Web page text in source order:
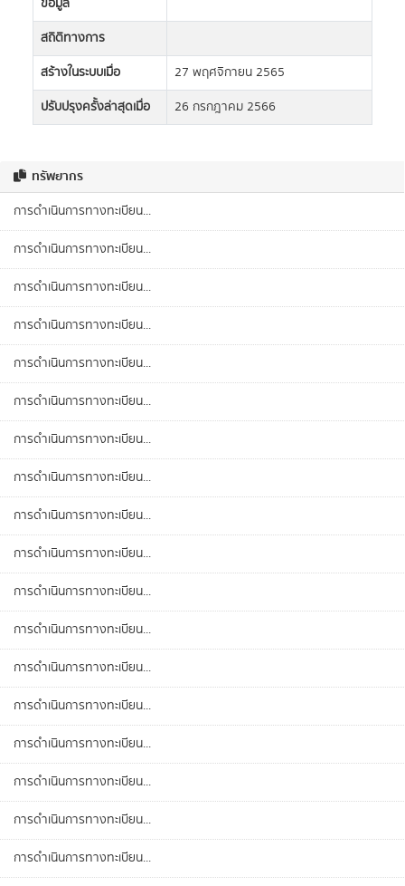
ทรัพยากร
การดำเนินการทางทะเบียน...
การดำเนินการทางทะเบียน...
การดำเนินการทางทะเบียน...
การดำเนินการทางทะเบียน...
การดำเนินการทางทะเบียน...
การดำเนินการทางทะเบียน...
การดำเนินการทางทะเบียน...
การดำเนินการทางทะเบียน...
การดำเนินการทางทะเบียน...
การดำเนินการทางทะเบียน...
การดำเนินการทางทะเบียน...
การดำเนินการทางทะเบียน...
การดำเนินการทางทะเบียน...
การดำเนินการทางทะเบียน...
การดำเนินการทางทะเบียน...
การดำเนินการทางทะเบียน...
การดำเนินการทางทะเบียน...
การดำเนินการทางทะเบียน...
ข้อมูล
สถิติทางการ
สร้างในระบบเมื่อ
27 พฤศจิกายน 2565
ปรับปรุงครั้งล่าสุดเมื่อ
26 กรกฎาคม 2566